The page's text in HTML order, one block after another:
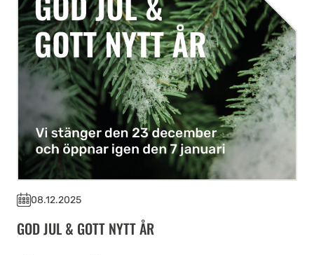
08.12.2025
GOD JUL & GOTT NYTT ÅR